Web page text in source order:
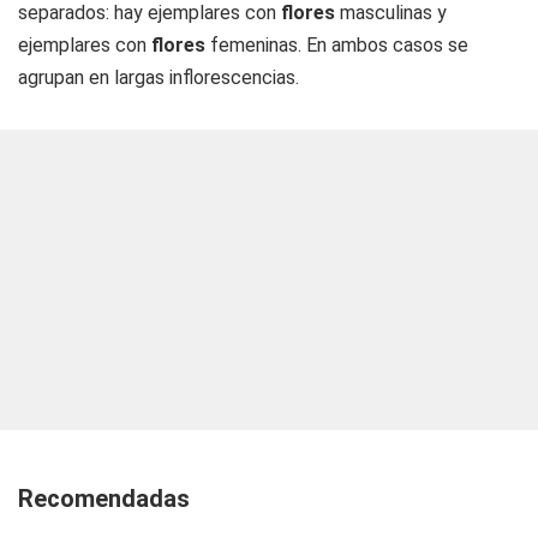
separados: hay ejemplares con flores masculinas y
ejemplares con flores femeninas. En ambos casos se
agrupan en largas inflorescencias.
Recomendadas